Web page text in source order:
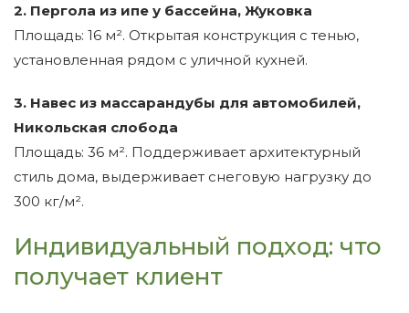
2. Пергола из ипе у бассейна, Жуковка
Площадь: 16 м². Открытая конструкция с тенью,
установленная рядом с уличной кухней.
3. Навес из массарандубы для автомобилей,
Никольская слобода
Площадь: 36 м². Поддерживает архитектурный
стиль дома, выдерживает снеговую нагрузку до
300 кг/м².
Индивидуальный подход: что
получает клиент